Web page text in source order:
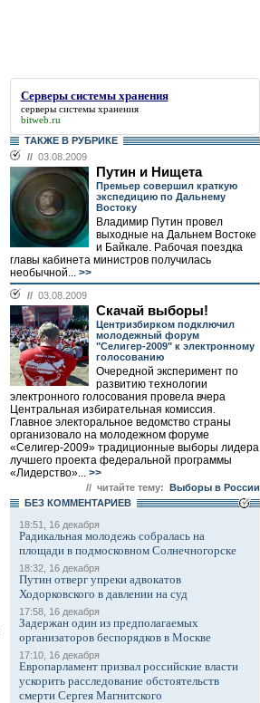
Серверы системы хранения
серверы системы хранения
bitweb.ru
ТАКЖЕ В РУБРИКЕ
// 03.08.2009
Путин и Нищета
Премьер совершил краткую
экспедицию по Дальнему
Востоку
Владимир Путин провел
выходные на Дальнем Востоке
и Байкале. Рабочая поездка
главы кабинета министров получилась
необычной... >>
// 03.08.2009
Скачай выборы!
Центризбирком подключил
молодежный форум
"Селигер-2009" к электронному
голосованию
Очередной эксперимент по
развитию технологии
электронного голосования провела вчера
Центральная избирательная комиссия.
Главное электоральное ведомство страны
организовало на молодежном форуме
«Селигер-2009» традиционные выборы лидера
лучшего проекта федеральной программы
«Лидерство»... >>
// читайте тему: Выборы в России
БЕЗ КОМMЕНТАРИЕВ
18:51, 16 декабря
Радикальная молодежь собралась на
площади в подмосковном Солнечногорске
18:32, 16 декабря
Путин отверг упреки адвокатов
Ходорковского в давлении на суд
17:58, 16 декабря
Задержан один из предполагаемых
организаторов беспорядков в Москве
17:10, 16 декабря
Европарламент призвал российские власти
ускорить расследование обстоятельств
смерти Сергея Магнитского